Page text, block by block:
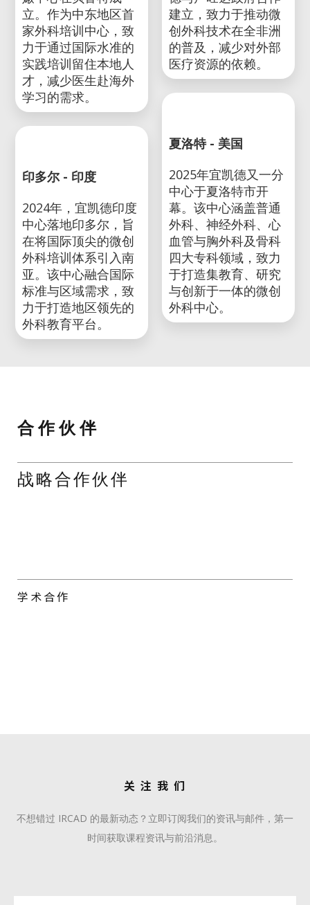
贝鲁特 - 黎巴嫩
2019年，宜凯德黎巴
嫩中心在贝鲁特成
立。作为中东地区首
家外科培训中心，致
力于通过国际水准的
实践培训留住本地人
印多尔 - 印度
2024年，宜凯德印度
力于打造地区领先的
2023年，宜凯德非洲
中心在卢旺达基加利
落成。该中心由宜凯
德与卢旺达政府合作
建立，致力于推动微
创外科技术在全非洲
夏洛特 - 美国
2025年宜凯德又一分
中心于夏洛特市开
战略合作伙伴